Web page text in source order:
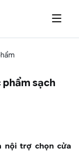

phẩm sạch
nội trợ chọn cửa